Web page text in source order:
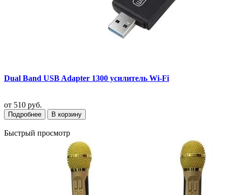
Dual Band USB Adapter 1300 усилитель Wi-Fi
от 510 руб.
Подробнее В корзину
Быстрый просмотр